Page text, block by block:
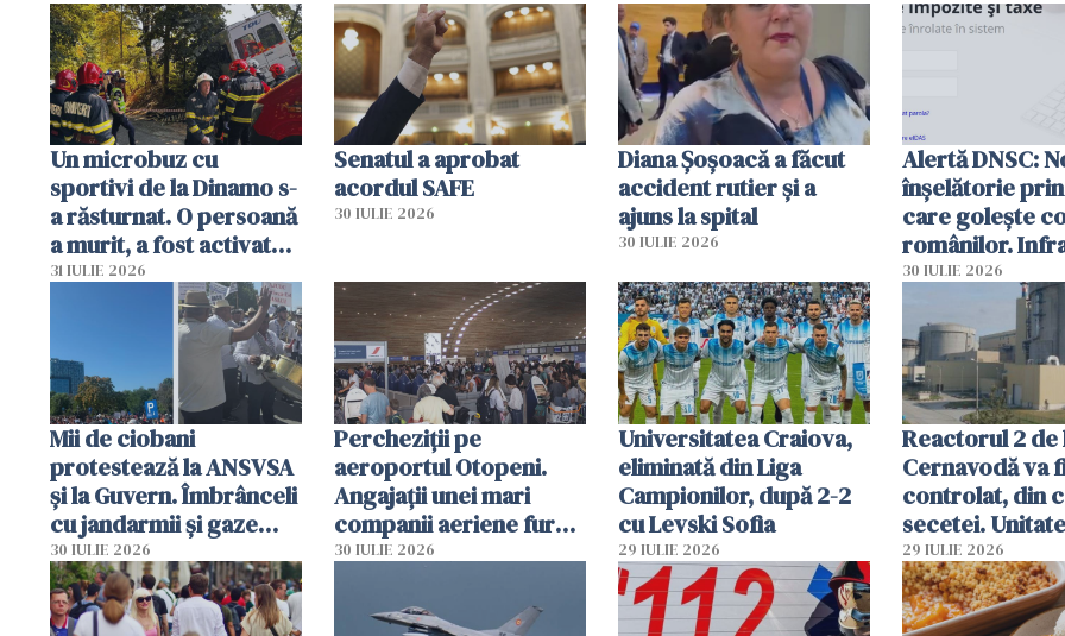
sumă imensă de bani
mobiliza toate
resursele"
Un microbuz cu
sportivi de la Dinamo s-
a răsturnat. O persoană
a murit, a fost activat
planul roșu de
31 IULIE 2026
Senatul a aprobat
acordul SAFE
30 IULIE 2026
Diana Șoșoacă a făcut
accident rutier și a
ajuns la spital
30 IULIE 2026
Alertă DNSC:
înșelătorie prin
care golește
românilor.
folosesc
Ghișeul.ro și
Române
30 IULIE 2026
Mii de ciobani
protestează la ANSVSA
și la Guvern. Îmbrânceli
cu jandarmii și gaze
lacrimogene
30 IULIE 2026
Percheziții pe
aeroportul Otopeni.
Angajații unei mari
companii aeriene furau
parfumuri, ceasuri și
vânzării
30 IULIE 2026
Universitatea Craiova,
eliminată din Liga
Campionilor, după 2-2
cu Levski Sofia
29 IULIE 2026
Reactorul 2 de
Cernavodă va
controlat, din
secetei.
deja oprită
29 IULIE 2026